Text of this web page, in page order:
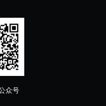
众号